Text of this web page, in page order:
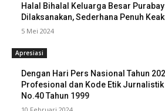
Halal Bihalal Keluarga Besar
Dilaksanakan, Sederhana Penuh
5 Mei 2024
Apresiasi
Dengan Hari Pers Nasional Tahun
Profesional dan Kode Etik
No.40 Tahun 1999